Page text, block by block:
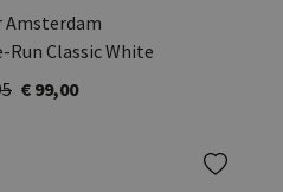
Amsterdam
Run Classic White
€ 99,00